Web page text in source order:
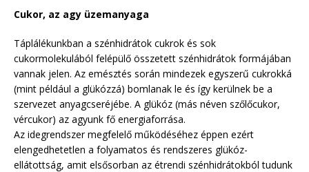
Cukor, az agy üzemanyaga
Táplálékunkban a szénhidrátok cukrok és sok
cukormolekulából felépülő összetett szénhidrátok formájában
vannak jelen. Az emésztés során mindezek egyszerű cukrokká
(mint például a glükózzá) bomlanak le és így kerülnek be a
szervezet anyagcseréjébe. A glükóz (más néven szőlőcukor,
vércukor) az agyunk fő energiaforrása.
Az idegrendszer megfelelő működéséhez éppen ezért
elengedhetetlen a folyamatos és rendszeres glükóz-
ellátottság, amit elsősorban az étrendi szénhidrátokból tudunk